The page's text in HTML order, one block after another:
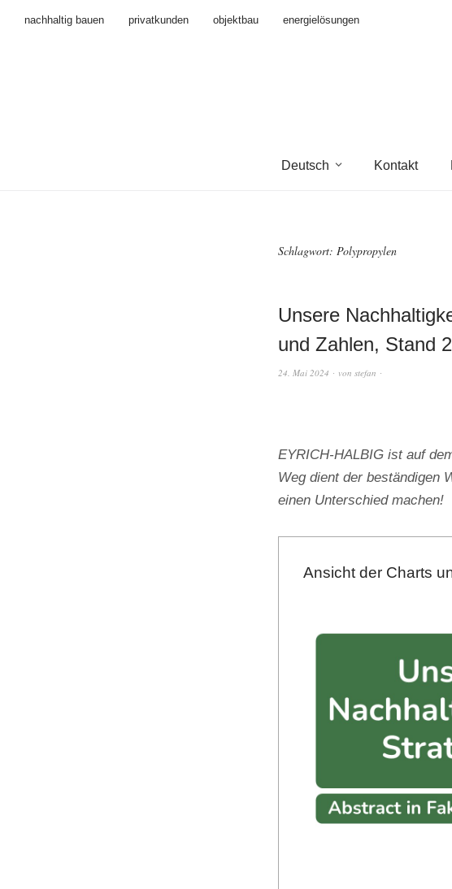
nachhaltig bauen privatkunden objektbau
energielösungen
Deutsch Kontakt
Schlagwort: Polypropylen
Unsere
und Zahlen, Stand
24. Mai 2024 von stefan
EYRICH-HALBIG ist auf
Weg dient der beständigen
einen Unterschied machen!
Ansicht der Charts